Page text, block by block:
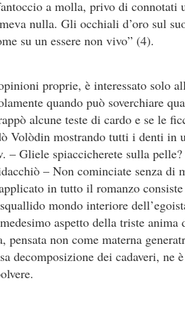
a molla, privo di connotati
nulla. Gli occhiali d’oro sul
su un essere non vivo” (4).
proprie, è interessato solo
quando può soverchiare
alcune teste di cardo e se le
Volòdin mostrando tutti i denti in
– Gliele spiaccicherete sulla
– Non cominciate senza di
in tutto il romanzo
mondo interiore
aspetto della triste anima
pensata non come materna
decomposizione dei cadaveri, ne